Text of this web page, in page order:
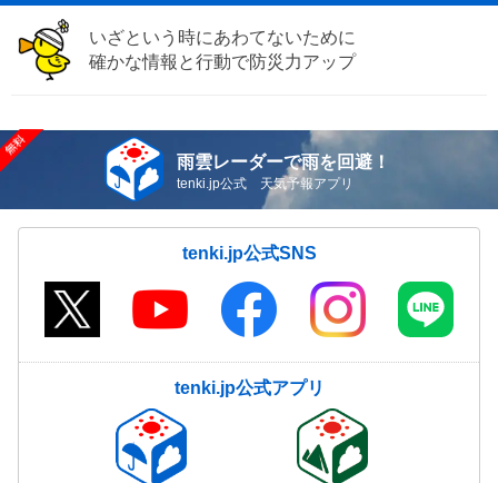
いざという時にあわてないために
確かな情報と行動で防災力アップ
雨雲レーダーで雨を回避！
tenki.jp公式 天気予報アプリ
tenki.jp公式SNS
tenki.jp公式アプリ